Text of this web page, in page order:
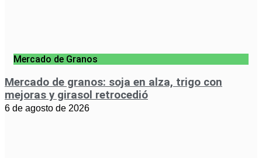
Mercado de Granos
Mercado de granos: soja en alza, trigo con
mejoras y girasol retrocedió
6 de agosto de 2026